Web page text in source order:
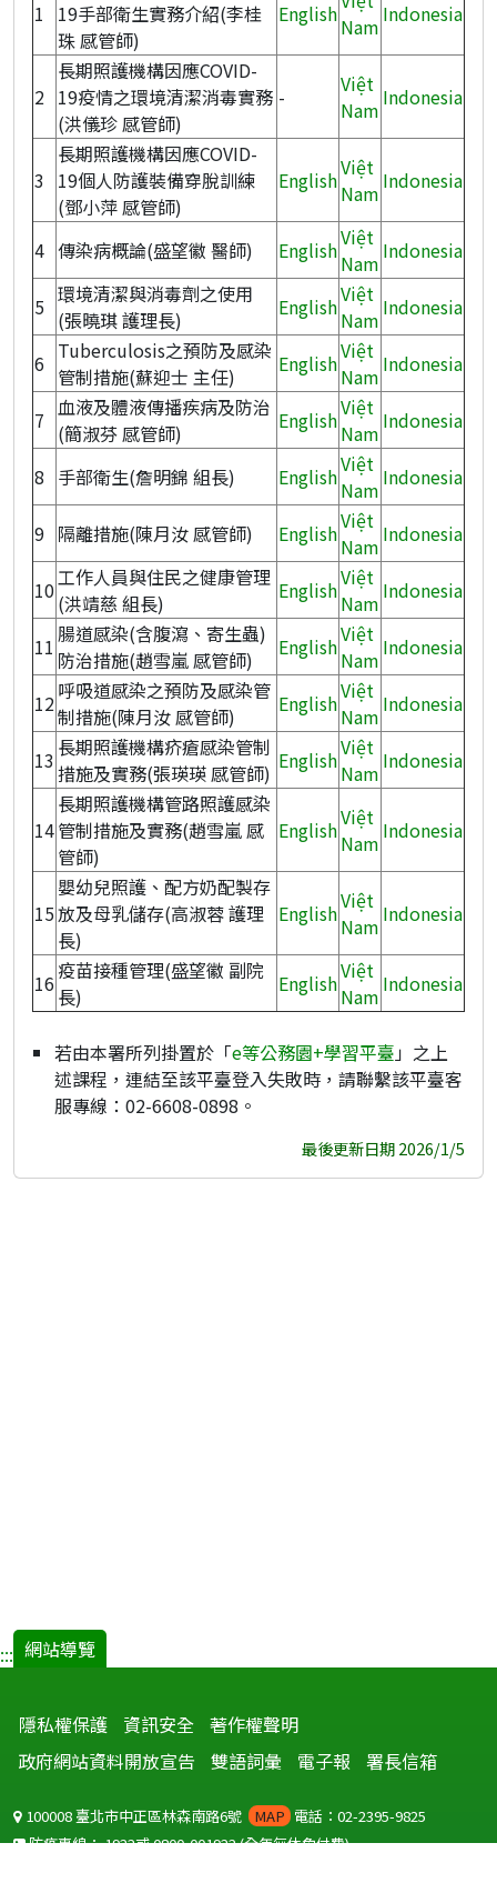
1
19手部衛生實務介紹(李桂
珠 感管師)
EnglishNam Indonesia
2
長期照護機構因應COVID-
19疫情之環境清潔消毒實務
(洪儀珍 感管師)
-
Việt
Nam Indonesia
3
長期照護機構因應COVID-
19個人防護裝備穿脫訓練
(鄧小萍 感管師)
EnglishViệt
Nam Indonesia
4 傳染病概論(盛望徽 醫師) EnglishViệt
Nam Indonesia
5 環境清潔與消毒劑之使用
(張曉琪 護理長)
EnglishViệt
Nam Indonesia
6 Tuberculosis之預防及感染
管制措施(蘇迎士 主任)
EnglishViệt
Nam Indonesia
7 血液及體液傳播疾病及防治
(簡淑芬 感管師)
EnglishViệt
Nam Indonesia
8 手部衛生(詹明錦 組長) EnglishViệt
Nam Indonesia
9 隔離措施(陳月汝 感管師) EnglishViệt
Nam Indonesia
10工作人員與住民之健康管理
(洪靖慈 組長)
EnglishViệt
Nam Indonesia
11 腸道感染(含腹瀉、寄生蟲)
防治措施(趙雪嵐 感管師)
EnglishViệt
Nam Indonesia
12呼吸道感染之預防及感染管
制措施(陳月汝 感管師)
EnglishViệt
Nam Indonesia
13 長期照護機構疥瘡感染管制
措施及實務(張瑛瑛 感管師) EnglishViệt
Nam Indonesia
14
長期照護機構管路照護感染
管制措施及實務(趙雪嵐 感
管師)
EnglishViệt
Nam Indonesia
15
嬰幼兒照護、配方奶配製存
放及母乳儲存(高淑蓉 護理
長)
EnglishViệt
Nam Indonesia
16 疫苗接種管理(盛望徽 副院
長)
EnglishViệt
Nam Indonesia
若由本署所列掛置於「e等公務園+學習平臺」之上
述課程，連結至該平臺登入失敗時，請聯繫該平臺客
服專線：02-6608-0898。
最後更新日期 2026/1/5
::: 網站導覽
隱私權保護 資訊安全 著作權聲明
政府網站資料開放宣告
雙語詞彙 電子報 署長信箱
100008 臺北市中正區林森南路6號 MAP 電話：02-2395-9825
防疫專線：1922或0800-001922(全年無休免付費)